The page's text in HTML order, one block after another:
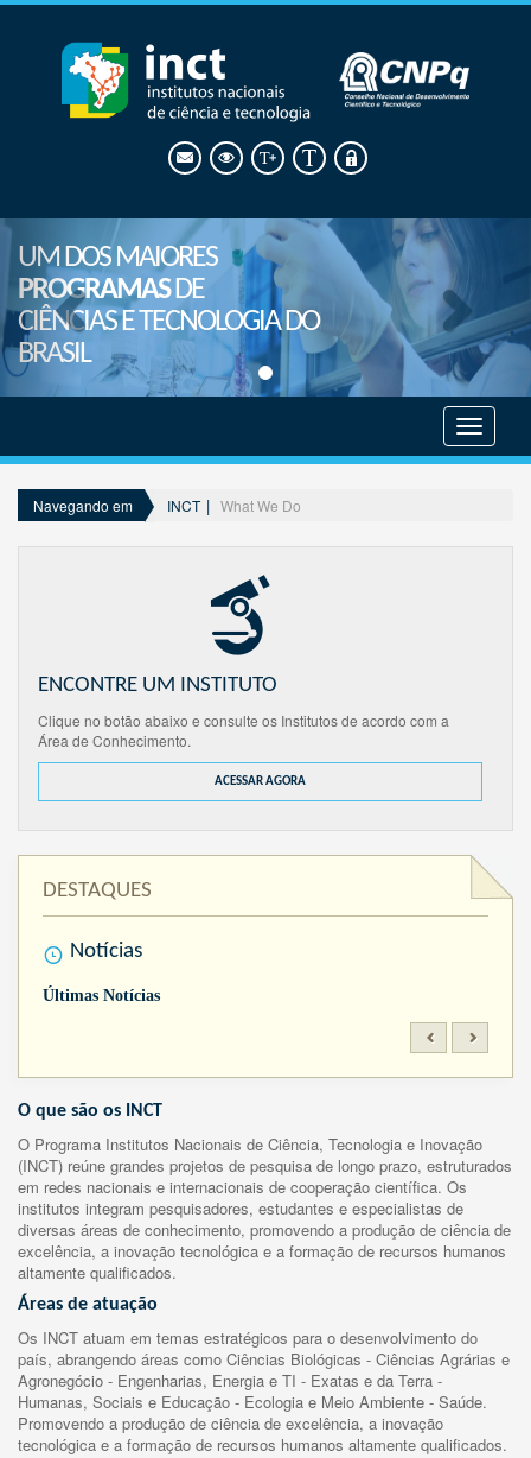
UM DOS MAIORES
PROGRAMASDE
CIÊNCIAS E TECNOLOGIA DO
BRASIL
menu
Navegando em INCT What We Do
ENCONTRE UM INSTITUTO
Clique no botão abaixo e consulte os Institutos de acordo com a
Área de Conhecimento.
ACESSAR AGORA
DESTAQUES
Notícias
Últimas Notícias
O que são os INCT
O Programa Institutos Nacionais de Ciência, Tecnologia e Inovação
(INCT) reúne grandes projetos de pesquisa de longo prazo, estruturados
em redes nacionais e internacionais de cooperação científica. Os
institutos integram pesquisadores, estudantes e especialistas de
diversas áreas de conhecimento, promovendo a produção de ciência de
excelência, a inovação tecnológica e a formação de recursos humanos
altamente qualificados.
Áreas de atuação
Os INCT atuam em temas estratégicos para o desenvolvimento do
país, abrangendo áreas como Ciências Biológicas - Ciências Agrárias e
Agronegócio - Engenharias, Energia e TI - Exatas e da Terra -
Humanas, Sociais e Educação - Ecologia e Meio Ambiente - Saúde.
Promovendo a produção de ciência de excelência, a inovação
tecnológica e a formação de recursos humanos altamente qualificados.